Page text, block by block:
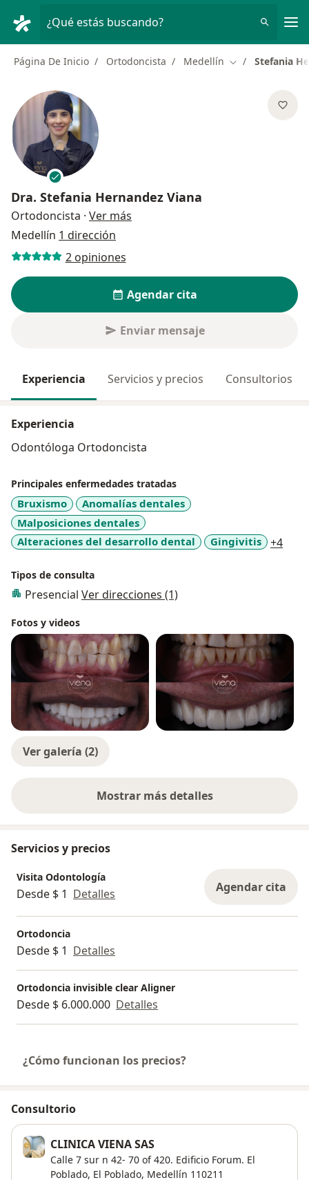
¿Qué estás buscando?
Página De Inicio Ortodoncista Medellín Cambiar de
Stefania
Dra. Stefania Hernandez Viana
Ortodoncista · Ver más
Medellín 1 dirección
2 opiniones
Agendar cita
Enviar mensaje
Experiencia Servicios y precios Consultorios
Experiencia
Odontóloga Ortodoncista
Principales enfermedades tratadas
Bruxismo
Anomalías dentales
Malposiciones dentales
Alteraciones del desarrollo dental
Gingivitis +4
Tipos de consulta
Presencial Ver direcciones (1)
Fotos y videos
Ver galería (2)
Mostrar más detalles
sobre la experiencia
Servicios y precios
Visita Odontología
Desde $ 1 Detalles Agendar cita
Ortodoncia
Desde $ 1 Detalles
Ortodoncia invisible clear Aligner
Desde $ 6.000.000 Detalles
¿Cómo funcionan los precios?
Consultorio
CLINICA VIENA SAS
Calle 7 sur n 42- 70 of 420. Edificio Forum. El
Poblado, El Poblado, Medellín 110211